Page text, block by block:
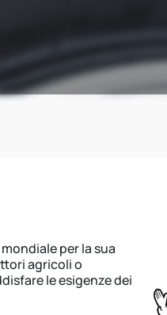
per la sua
agricoli o
le esigenze dei